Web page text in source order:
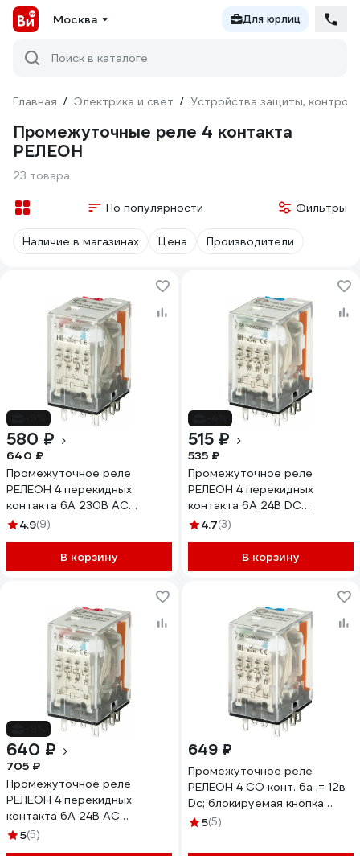
Москва Для юрлиц
Поиск в каталоге
Главная / Электрика и свет / Устройства защиты,
Промежуточные реле 4 контакта
РЕЛЕОН
23 товара
По популярности Фильтры
Наличие в магазинах Цена Производители
580 ₽
640 ₽
Промежуточное реле
РЕЛЕОН 4 перекидных
контакта 6А 230В AC
блокируемая кнопка
RP434823005
4.9(9)
В корзину
515 ₽
535 ₽
Промежуточное реле
РЕЛЕОН 4 перекидных
контакта 6А 24В DC
RP434902405
4.7(3)
В корзину
640 ₽
705 ₽
Промежуточное реле
РЕЛЕОН 4 перекидных
контакта 6А 24В AC
блокируемая кнопка
5(5)
649 ₽
Промежуточное реле
РЕЛЕОН 4 CO конт. 6а ;= 12в
Dc; блокируемая кнопка
проверки + LED
5(5)